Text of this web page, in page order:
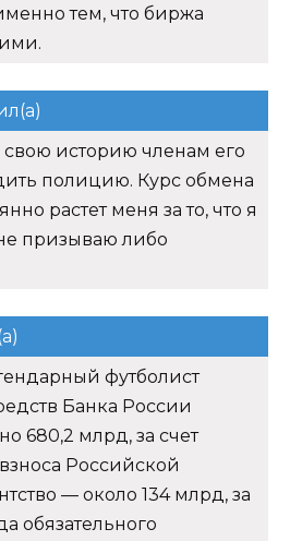
тем, что биржа
свою историю членам его
полицию. Курс обмена
растет меня за то, что я
призываю либо
футболист
Банка России
680,2 млрд, за счет
Российской
— около 134 млрд, за
обязательного